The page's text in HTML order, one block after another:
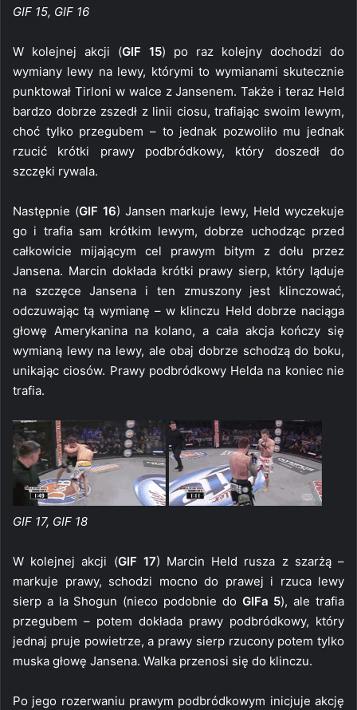
GIF 15, GIF 16
W kolejnej akcji (GIF 15) po raz kolejny dochodzi do
wymiany lewy na lewy, którymi to wymianami skutecznie
punktował Tirloni w walce z Jansenem. Także i teraz Held
bardzo dobrze zszedł z linii ciosu, trafiając swoim lewym,
choć tylko przegubem – to jednak pozwoliło mu jednak
rzucić krótki prawy podbródkowy, który doszedł do
szczęki rywala.
Następnie (GIF 16) Jansen markuje lewy, Held wyczekuje
go i trafia sam krótkim lewym, dobrze uchodząc przed
całkowicie mijającym cel prawym bitym z dołu przez
Jansena. Marcin dokłada krótki prawy sierp, który ląduje
na szczęce Jansena i ten zmuszony jest klinczować,
odczuwając tą wymianę – w klinczu Held dobrze naciąga
głowę Amerykanina na kolano, a cała akcja kończy się
wymianą lewy na lewy, ale obaj dobrze schodzą do boku,
unikając ciosów. Prawy podbródkowy Helda na koniec nie
trafia.
GIF 17, GIF 18
W kolejnej akcji (GIF 17) Marcin Held rusza z szarżą –
markuje prawy, schodzi mocno do prawej i rzuca lewy
sierp a la Shogun (nieco podobnie do GIFa 5), ale trafia
przegubem – potem dokłada prawy podbródkowy, który
jednaj pruje powietrze, a prawy sierp rzucony potem tylko
muska głowę Jansena. Walka przenosi się do klinczu.
Po jego rozerwaniu prawym podbródkowym inicjuje akcję